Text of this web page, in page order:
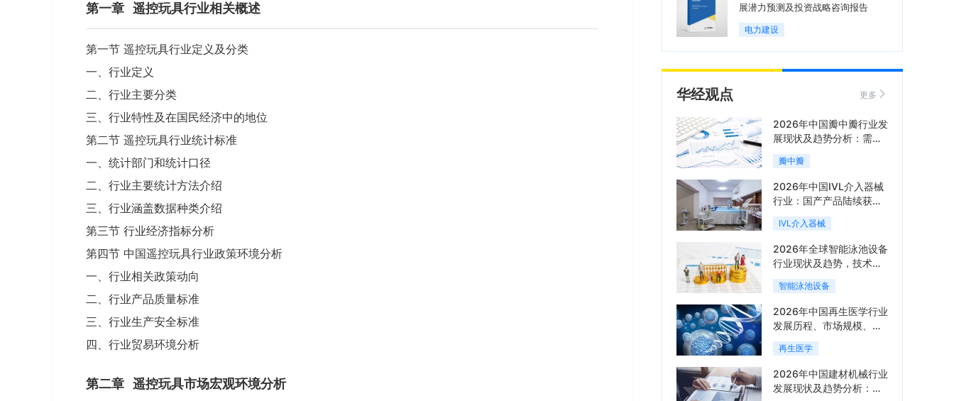
第一章 遥控玩具行业相关概述
第一节 遥控玩具行业定义及分类
一、行业定义
二、行业主要分类
三、行业特性及在国民经济中的地位
第二节 遥控玩具行业统计标准
一、统计部门和统计口径
二、行业主要统计方法介绍
三、行业涵盖数据种类介绍
第三节 行业经济指标分析
第四节 中国遥控玩具行业政策环境分析
一、行业相关政策动向
二、行业产品质量标准
三、行业生产安全标准
四、行业贸易环境分析
第二章 遥控玩具市场宏观环境分析
展潜力预测及投资战略咨询报告
电力建设
华经观点 更多
2026年中国瓣中瓣行业发
展现状及趋势分析：需求
可持续释放，市场发展前
景良好「图」
瓣中瓣
2026年中国IVL介入器械
行业：国产产品陆续获
批，市场将进入持续高增
长阶段「图」
IVL介入器械
2026年全球智能泳池设备
行业现状及趋势，技术端
朝着系统集成、绿色节能
方向迭代「图」
智能泳池设备
2026年中国再生医学行业
发展历程、市场规模、相
关政策、产业链、竞争格
局及发展潜力分析「图」
再生医学
2026年中国建材机械行业
发展现状及趋势分析：企